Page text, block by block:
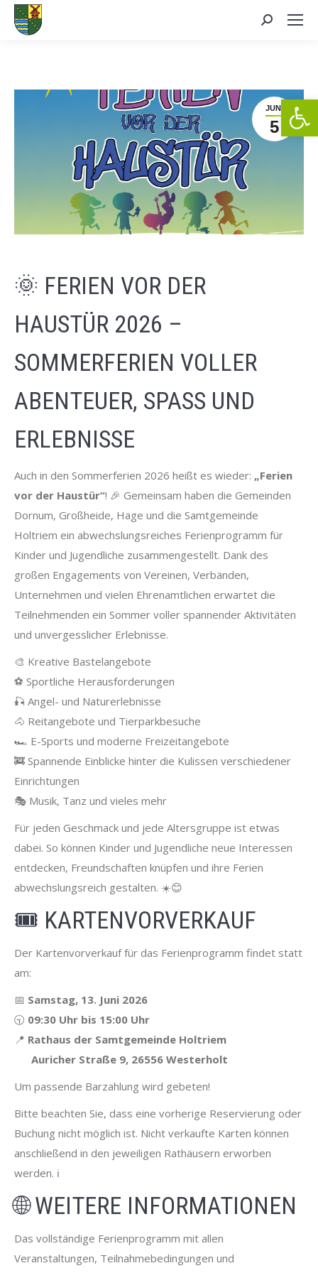
Search:
JUNI
5
🌞 FERIEN VOR DER
HAUSTÜR 2026 –
SOMMERFERIEN VOLLER
ABENTEUER, SPASS UND E
RLEBNISSE
Auch in den Sommerferien 2026 heißt es wieder: „Ferien
vor der Haustür“! 🎉 Gemeinsam haben die Gemeinden
Dornum, Großheide, Hage und die Samtgemeinde
Holtriem ein abwechslungsreiches Ferienprogramm für
Kinder und Jugendliche zusammengestellt. Dank des
großen Engagements von Vereinen, Verbänden,
Unternehmen und vielen Ehrenamtlichen erwartet die
Teilnehmenden ein Sommer voller spannender Aktivitäten
und unvergesslicher Erlebnisse.
🎨 Kreative Bastelangebote
⚽ Sportliche Herausforderungen
🎣 Angel- und Naturerlebnisse
🐴 Reitangebote und Tierparkbesuche
🏎️ E-Sports und moderne Freizeitangebote
🚒 Spannende Einblicke hinter die Kulissen verschiedener
Einrichtungen
🎭 Musik, Tanz und vieles mehr
Für jeden Geschmack und jede Altersgruppe ist etwas
dabei. So können Kinder und Jugendliche neue Interessen
entdecken, Freundschaften knüpfen und ihre Ferien
abwechslungsreich gestalten. ☀️😊
🎟️ KARTENVORVERKAUF
Der Kartenvorverkauf für das Ferienprogramm findet statt
am:
📅 Samstag, 13. Juni 2026
🕤 09:30 Uhr bis 15:00 Uhr
📍 Rathaus der Samtgemeinde Holtriem
Auricher Straße 9, 26556 Westerholt
Um passende Barzahlung wird gebeten!
Bitte beachten Sie, dass eine vorherige Reservierung oder
Buchung nicht möglich ist. Nicht verkaufte Karten können
anschließend in den jeweiligen Rathäusern erworben
werden. ℹ️
🌐 WEITERE INFORMATIONEN
Das vollständige Ferienprogramm mit allen
Veranstaltungen, Teilnahmebedingungen und